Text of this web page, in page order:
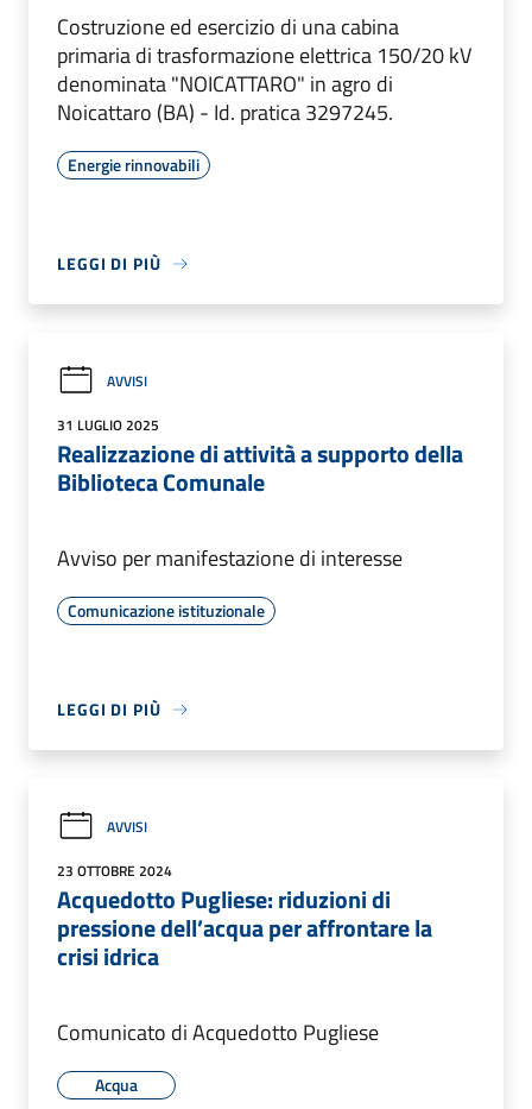
Costruzione ed esercizio di una cabina
primaria di trasformazione elettrica 150/20 kV
denominata "NOICATTARO" in agro di
Noicattaro (BA) - Id. pratica 3297245.
Energie rinnovabili
LEGGI DI PIÙ
AVVISI
31 LUGLIO 2025
Realizzazione di attività a supporto della
Biblioteca Comunale
Avviso per manifestazione di interesse
Comunicazione istituzionale
LEGGI DI PIÙ
AVVISI
23 OTTOBRE 2024
Acquedotto Pugliese: riduzioni di
pressione dell’acqua per affrontare la
crisi idrica
Comunicato di Acquedotto Pugliese
Acqua